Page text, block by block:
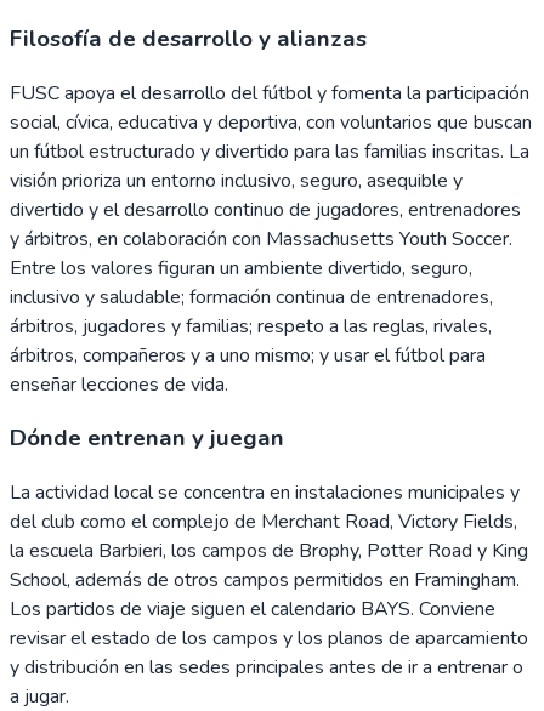
Filosofía de desarrollo y alianzas
FUSC apoya el desarrollo del fútbol y fomenta la participación
social, cívica, educativa y deportiva, con voluntarios que buscan
un fútbol estructurado y divertido para las familias inscritas. La
visión prioriza un entorno inclusivo, seguro, asequible y
divertido y el desarrollo continuo de jugadores, entrenadores
y árbitros, en colaboración con Massachusetts Youth Soccer.
Entre los valores figuran un ambiente divertido, seguro,
inclusivo y saludable; formación continua de entrenadores,
árbitros, jugadores y familias; respeto a las reglas, rivales,
árbitros, compañeros y a uno mismo; y usar el fútbol para
enseñar lecciones de vida.
Dónde entrenan y juegan
La actividad local se concentra en instalaciones municipales y
del club como el complejo de Merchant Road, Victory Fields,
la escuela Barbieri, los campos de Brophy, Potter Road y King
School, además de otros campos permitidos en Framingham.
Los partidos de viaje siguen el calendario BAYS. Conviene
revisar el estado de los campos y los planos de aparcamiento
y distribución en las sedes principales antes de ir a entrenar o
a jugar.